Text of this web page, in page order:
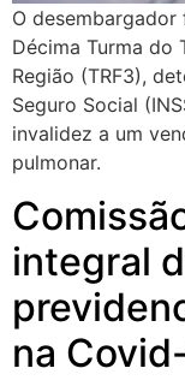
O
Décima Turma do
Região (TRF3),
Seguro Social
invalidez a um
pulmonar.
integral
na